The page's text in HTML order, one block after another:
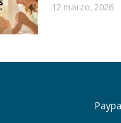
12 marzo, 2026